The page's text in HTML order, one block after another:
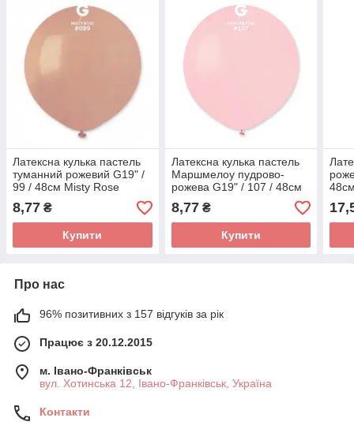
Латексна кулька пастель
туманний рожевий G19" /
99 / 48см Misty Rose
Gemar
8,77 ₴
Купити
Латексна кулька пастель
Маршмелоу пудрово-
рожева G19" / 107 / 48см
Marshmallow Powder Pink
Gemar
8,77₴
Купити
Про нас
96% позитивних з 157 відгуків за рік
Працює з 20.12.2015
м. Івано-Франківськ
вул. Хотинська 12, Івано-Франківськ, Україна
Контакти